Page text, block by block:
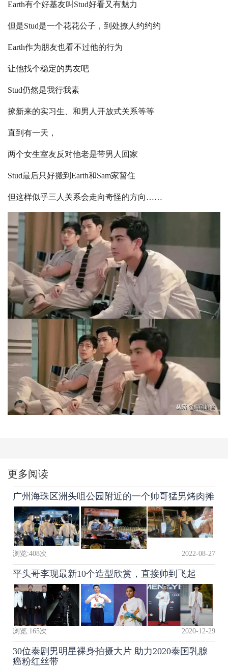
Earth有个好基友叫Stud好看又有魅力
但是Stud是一个花花公子，到处撩人约约约
Earth作为朋友也看不过他的行为
让他找个稳定的男友吧
Stud仍然是我行我素
撩新来的实习生、和男人开放式关系等等
直到有一天，
两个女生室友反对他老是带男人回家
Stud最后只好搬到Earth和Sam家暂住
但这样似乎三人关系会走向奇怪的方向……
更多阅读
广州海珠区洲头咀公园附近的一个帅哥猛男烤肉摊
浏览:408次 2022-08-27
平头哥李现最新10个造型欣赏，直接帅到飞起
浏览:165次 2020-12-29
30位泰剧男明星裸身拍摄大片 助力2020泰国乳腺
癌粉红丝带